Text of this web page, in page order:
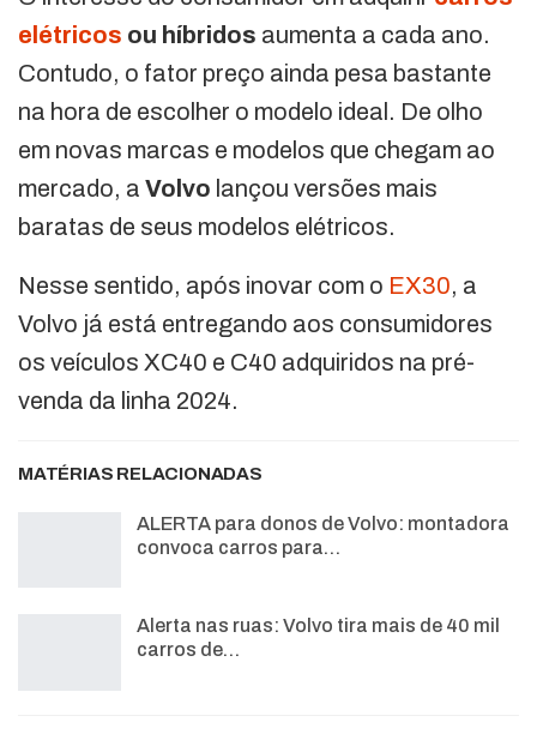
elétricos ou híbridos aumenta a cada ano.
Contudo, o fator preço ainda pesa bastante
na hora de escolher o modelo ideal. De olho
em novas marcas e modelos que chegam ao
mercado, a Volvo lançou versões mais
baratas de seus modelos elétricos.
Nesse sentido, após inovar com o EX30, a
Volvo já está entregando aos consumidores
os veículos XC40 e C40 adquiridos na pré-
venda da linha 2024.
MATÉRIAS RELACIONADAS
ALERTA para donos de Volvo: montadora
convoca carros para…
Alerta nas ruas: Volvo tira mais de 40 mil
carros de…